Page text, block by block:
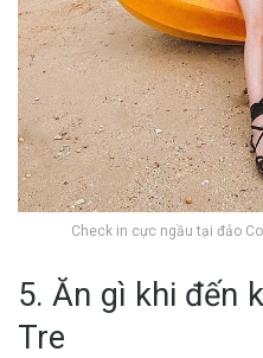
Check in cực ngầu tại đảo
5. Ăn gì khi đến
Tre